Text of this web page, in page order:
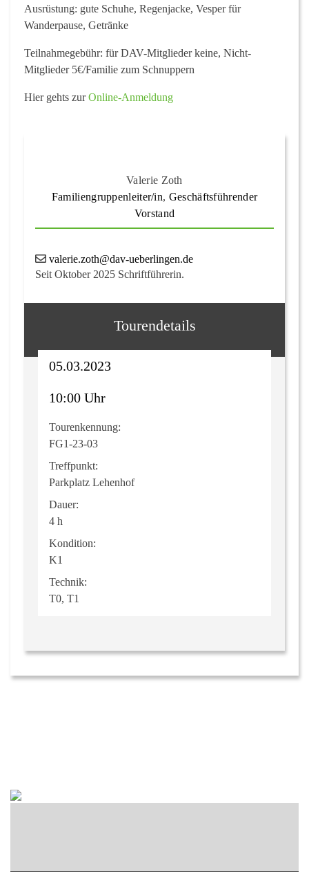
Ausrüstung: gute Schuhe, Regenjacke, Vesper für
Wanderpause, Getränke
Teilnahmegebühr: für DAV-Mitglieder keine, Nicht-
Mitglieder 5€/Familie zum Schnuppern
Hier gehts zurOnline-Anmeldung
Valerie Zoth
Familiengruppenleiter/in, Geschäftsführender
Vorstand
valerie.zoth@dav-ueberlingen.de
Seit Oktober 2025 Schriftführerin.
Tourendetails
05.03.2023
10:00 Uhr
Tourenkennung:
FG1-23-03
Treffpunkt:
Parkplatz Lehenhof
Dauer:
4 h
Kondition:
K1
Technik:
T0, T1